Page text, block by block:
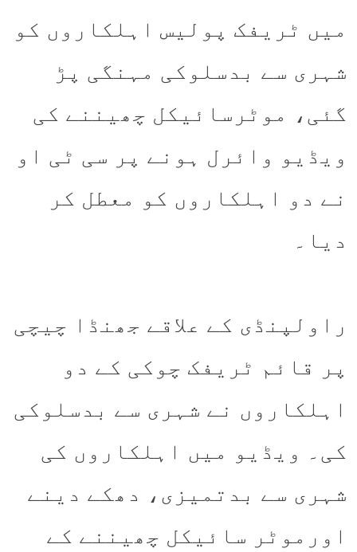
میں ٹریفک پولیس اہلکاروں کو
شہری سے بدسلوکی مہنگی پڑ
گئی، موٹرسائیکل چھیننے کی
ویڈیو وائرل ہونے پر سی ٹی او
نے دو اہلکاروں کو معطل کر
دیا۔
راولپنڈی کے علاقے جھنڈا چیچی
پر قائم ٹریفک چوکی کے دو
اہلکاروں نے شہری سے بدسلوکی
کی۔ ویڈیو میں اہلکاروں کی
شہری سے بدتمیزی، دھکے دینے
اورموٹر سائیکل چھیننے کے